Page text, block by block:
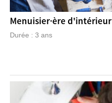
Menuisier·ère d'intérieur
Durée : 3 ans